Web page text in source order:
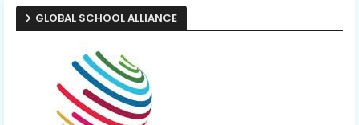
GLOBAL SCHOOL ALLIANCE